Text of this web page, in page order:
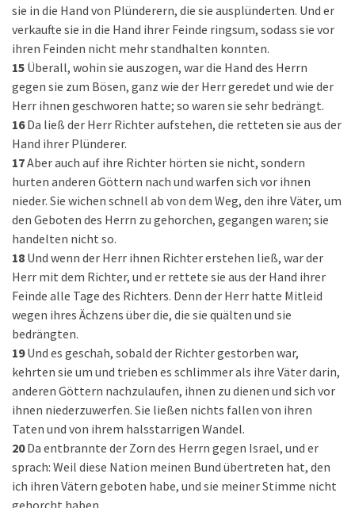
sie in die Hand von Plünderern, die sie ausplünderten. Und er
verkaufte sie in die Hand ihrer Feinde ringsum, sodass sie vor
ihren Feinden nicht mehr standhalten konnten.
15 Überall, wohin sie auszogen, war die Hand des Herrn
gegen sie zum Bösen, ganz wie der Herr geredet und wie der
Herr ihnen geschworen hatte; so waren sie sehr bedrängt.
16 Da ließ der Herr Richter aufstehen, die retteten sie aus der
Hand ihrer Plünderer.
17Aber auch auf ihre Richter hörten sie nicht, sondern
hurten anderen Göttern nach und warfen sich vor ihnen
nieder. Sie wichen schnell ab von dem Weg, den ihre Väter, um
den Geboten des Herrn zu gehorchen, gegangen waren; sie
handelten nicht so.
18 Und wenn der Herr ihnen Richter erstehen ließ, war der
Herr mit dem Richter, und er rettete sie aus der Hand ihrer
Feinde alle Tage des Richters. Denn der Herr hatte Mitleid
wegen ihres Ächzens über die, die sie quälten und sie
bedrängten.
19 Und es geschah, sobald der Richter gestorben war,
kehrten sie um und trieben es schlimmer als ihre Väter darin,
anderen Göttern nachzulaufen, ihnen zu dienen und sich vor
ihnen niederzuwerfen. Sie ließen nichts fallen von ihren
Taten und von ihrem halsstarrigen Wandel.
20 Da entbrannte der Zorn des Herrn gegen Israel, und er
sprach: Weil diese Nation meinen Bund übertreten hat, den
ich ihren Vätern geboten habe, und sie meiner Stimme nicht
gehorcht haben,